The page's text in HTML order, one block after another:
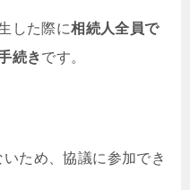
した際に相続人全員で
続きです。
ため、協議に参加でき